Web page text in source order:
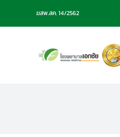
ฆสพ.สค. 14/2562